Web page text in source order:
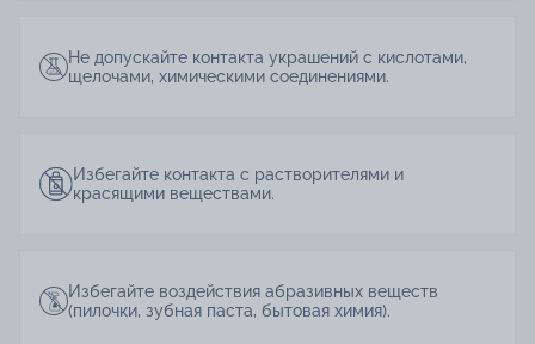
Не допускайте контакта украшений с кислотами,
щелочами, химическими соединениями.
Избегайте контакта с растворителями и
красящими веществами.
Избегайте воздействия абразивных веществ
(пилочки, зубная паста, бытовая химия).